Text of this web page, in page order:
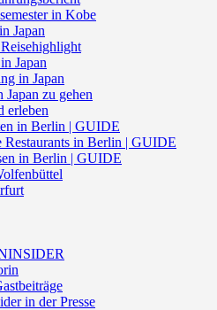
in Kobe
Japan
Japan
in Japan
Japan zu gehen
erleben
in Berlin | GUIDE
Restaurants in Berlin | GUIDE
in Berlin | GUIDE
in der Presse